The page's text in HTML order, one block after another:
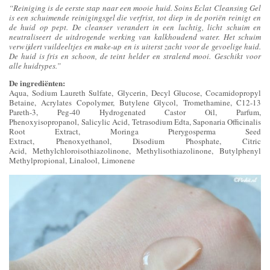
“Reiniging is de eerste stap naar een mooie huid. Soins Eclat Cleansing Gel
is een schuimende reinigingsgel die verfrist, tot diep in de poriën reinigt en
de huid op pept. De cleanser verandert in een luchtig, licht schuim en
neutraliseert de uitdrogende werking van kalkhoudend water. Het schuim
verwijdert vuildeeltjes en make-up en is uiterst zacht voor de gevoelige huid.
De huid is fris en schoon, de teint helder en stralend mooi. Geschikt voor
alle huidtypes.”
De ingrediënten:
Aqua, Sodium Laureth Sulfate, Glycerin, Decyl Glucose, Cocamidopropyl
Betaine, Acrylates Copolymer, Butylene Glycol, Tromethamine, C12-13
Pareth-3, Peg-40 Hydrogenated Castor Oil, Parfum,
Phenoxyisopropanol, Salicylic Acid, Tetrasodium Edta, Saponaria Officinalis
Root Extract, Moringa Pterygosperma Seed
Extract, Phenoxyethanol, Disodium Phosphate, Citric
Acid, Methylchloroisothiazolinone, Methylisothiazolinone, Butylphenyl
Methylpropional, Linalool, Limonene